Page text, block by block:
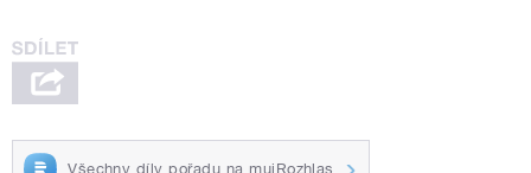
Všechny díly pořadu na mujRozhlas